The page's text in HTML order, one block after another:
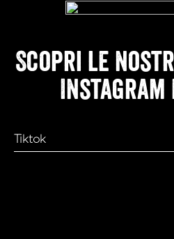
Scopri le
Instagram
Tiktok